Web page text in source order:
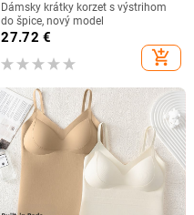
Dámsky krátky korzet s výstrihom
do špice, nový model
27.72 €
add_shopping_cart